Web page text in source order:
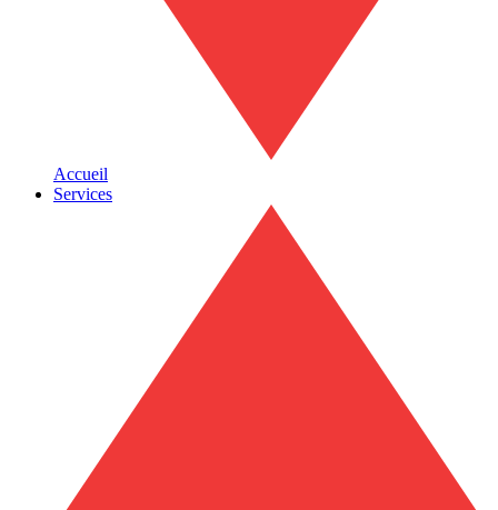
Accueil
Services